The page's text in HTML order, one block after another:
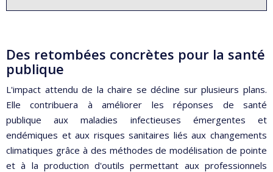
Des retombées concrètes pour la santé
publique
L'impact attendu de la chaire se décline sur plusieurs plans.
Elle contribuera à améliorer les réponses de santé
publique aux maladies infectieuses émergentes et
endémiques et aux risques sanitaires liés aux changements
climatiques grâce à des méthodes de modélisation de pointe
et à la production d'outils permettant aux professionnels